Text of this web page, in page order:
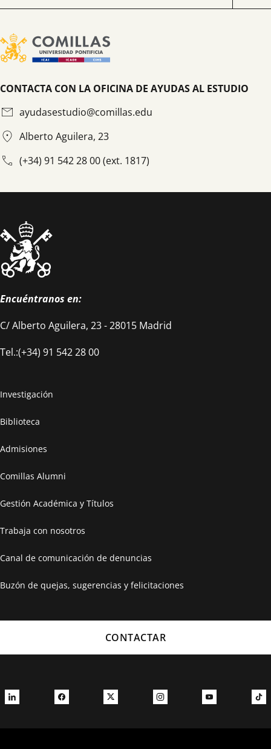
CONTACTA CON LA OFICINA DE AYUDAS AL ESTUDIO
ayudasestudio@comillas.edu
Alberto Aguilera, 23
(+34) 91 542 28 00 (ext. 1817)
Encuéntranos en:
C/ Alberto Aguilera, 23 - 28015 Madrid
Tel.:(+34) 91 542 28 00
Investigación
Biblioteca
Admisiones
Comillas Alumni
Gestión Académica y Títulos
Trabaja con nosotros
Canal de comunicación de denuncias
Buzón de quejas, sugerencias y felicitaciones
CONTACTAR